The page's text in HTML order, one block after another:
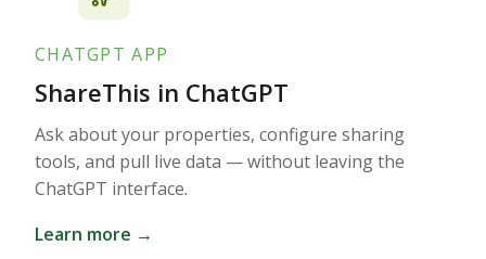
CHATGPT APP
ShareThis in ChatGPT
Ask about your properties, configure sharing
tools, and pull live data — without leaving the
ChatGPT interface.
Learn more →